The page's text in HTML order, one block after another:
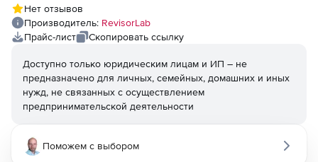
Нет отзывов
Производитель: RevisorLab
Прайс-лист
Скопировать ссылку
Доступно только юридическим лицам и ИП – не
предназначено для личных, семейных, домашних и иных
нужд, не связанных с осуществлением
предпринимательской деятельности
Поможем с выбором